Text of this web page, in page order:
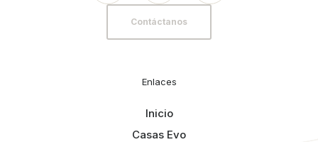
Contáctanos
Enlaces
Inicio
Casas Evo